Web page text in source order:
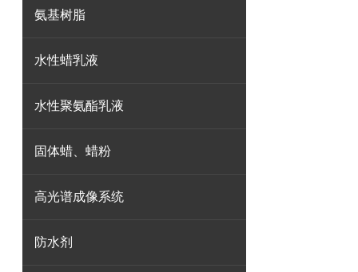
氨基树脂
水性蜡乳液
水性聚氨酯乳液
固体蜡、蜡粉
高光谱成像系统
防水剂